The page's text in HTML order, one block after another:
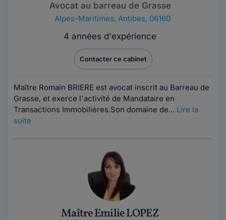
Avocat au barreau de Grasse
Alpes-Maritimes, Antibes, 06160
4 années d'expérience
Contacter ce cabinet
Maître Romain BRIERE est avocat inscrit au Barreau de
Grasse, et exerce l'activité de Mandataire en
Transactions Immobilières.Son domaine de... Lire la
suite
Maître Emilie LOPEZ